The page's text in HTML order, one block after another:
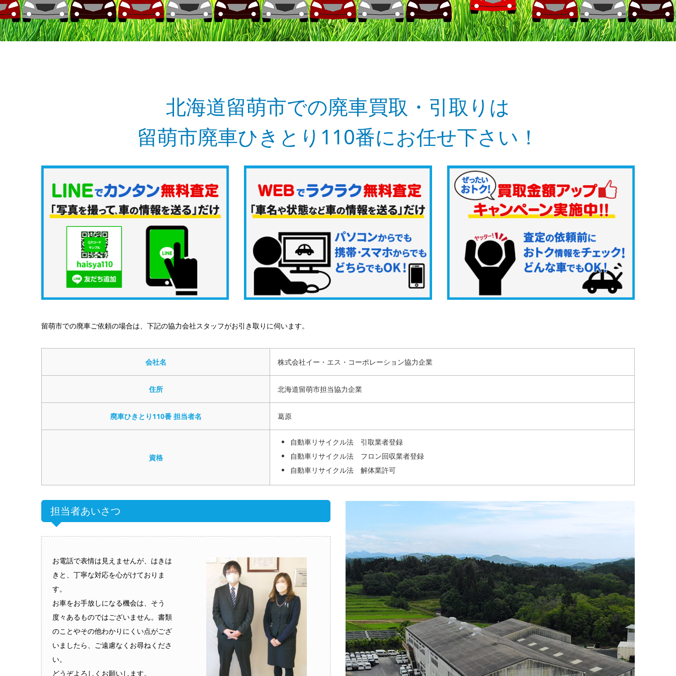
北海道留萌市での廃車買取・引取りは
留萌市廃車ひきとり110番にお任せ下さい！
留萌市での廃車ご依頼の場合は、下記の協力会社スタッフがお引き取りに伺います。
会社名 株式会社イー・エス・コーポレーション協力企業
住所 北海道留萌市担当協力企業
廃車ひきとり110番 担当者名 葛原
資格
自動車リサイクル法 引取業者登録
自動車リサイクル法 フロン回収業者登録
自動車リサイクル法 解体業許可
担当者あいさつ
お電話で表情は見えませんが、はきは
きと、丁寧な対応を心がけておりま
す。
お車をお手放しになる機会は、そう
度々あるものではございません。書類
のことやその他わかりにくい点がござ
いましたら、ご遠慮なくお尋ねくださ
い。
どうぞよろしくお願いします。